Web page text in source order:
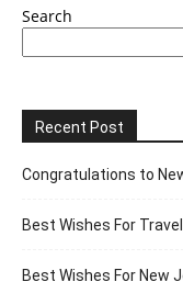
Search
Recent Post
Congratulations to
Best Wishes For
Best Wishes For New